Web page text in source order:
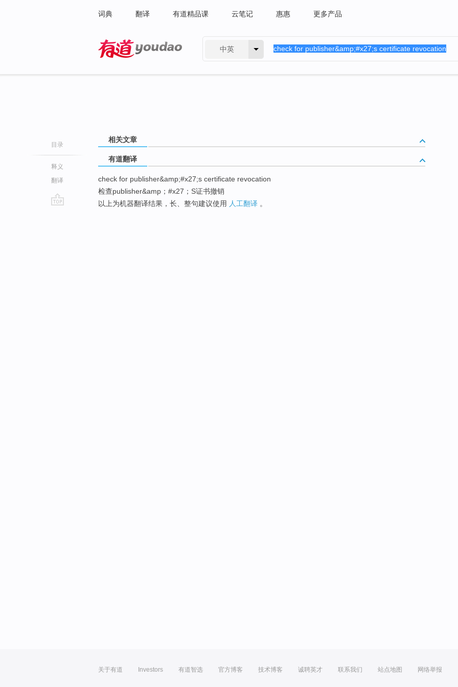
词典 翻译 有道精品课 云笔记 惠惠 更多产品
中英
目录
释义
翻译
相关文章
有道翻译
check for publisher&amp;#x27;s certificate revocation
检查publisher&amp；#x27；S证书撤销
以上为机器翻译结果，长、整句建议使用 人工翻译 。
关于有道 Investors 有道智选 官方博客 技术博客 诚聘英才 联系我们 站点地图 网络举报